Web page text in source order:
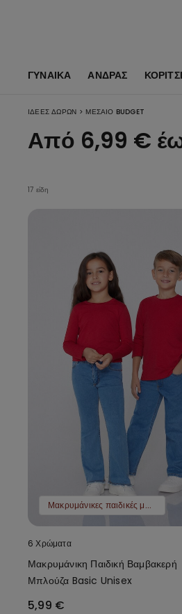
ΓΥΝΑΙΚΑ ΑΝΔΡΑΣ ΚΟΡΊΤΣΙ
ΙΔΈΕΣ ΔΏΡΩΝ > ΜΕΣΑΊΟ BUDGET
Από 6,99 €
17 είδη
Μακρυμάνικες παιδικές μπλούζες 2 τμχ 9,99 €
6 Χρώματα
Μακρυμάνικη Παιδική Βαμβακερή
Μπλούζα Basic Unisex
5,99 €